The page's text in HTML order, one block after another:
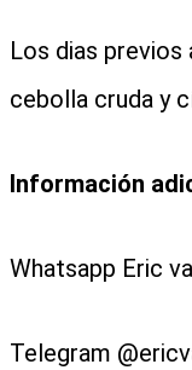
Los dias previos
cebolla cruda y
Información
Whatsapp Eric
Telegram